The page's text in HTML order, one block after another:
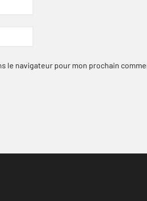
le navigateur pour mon prochain